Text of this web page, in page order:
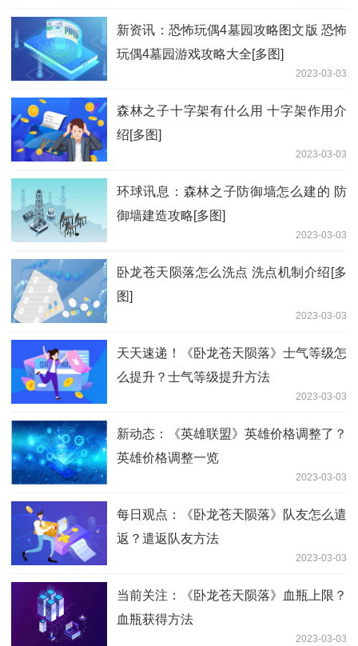
新资讯：恐怖玩偶4墓园攻略图文版 恐怖
玩偶4墓园游戏攻略大全[多图]
2023-03-03
森林之子十字架有什么用 十字架作用介
绍[多图]
2023-03-03
环球讯息：森林之子防御墙怎么建的 防
御墙建造攻略[多图]
2023-03-03
卧龙苍天陨落怎么洗点 洗点机制介绍[多
图]
2023-03-03
天天速递！《卧龙苍天陨落》士气等级怎
么提升？士气等级提升方法
2023-03-03
新动态：《英雄联盟》英雄价格调整了？
英雄价格调整一览
2023-03-03
每日观点：《卧龙苍天陨落》队友怎么遣
返？遣返队友方法
2023-03-03
当前关注：《卧龙苍天陨落》血瓶上限？
血瓶获得方法
2023-03-03